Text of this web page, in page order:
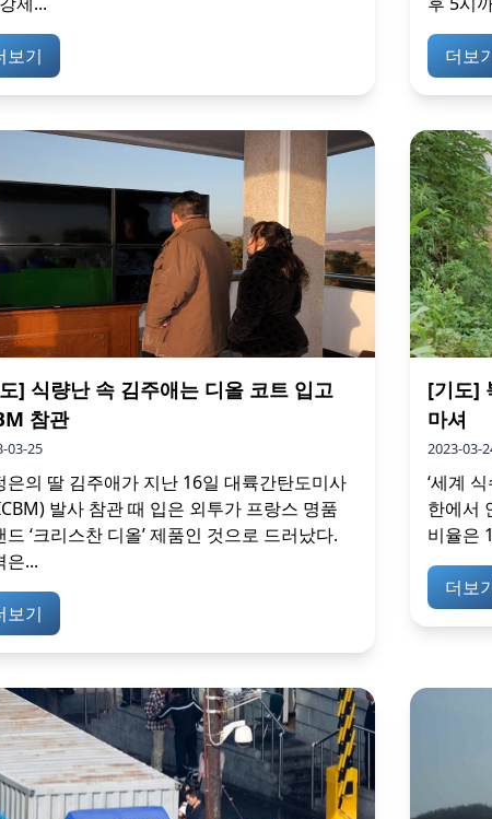
보기 더보
] 식량난 속 김주애는 디올 코트 입고
참관
03-25
은의 딸 김주애가 지난 16일 대륙간탄도미사
발사 참관 때 입은 외투가 프랑스 명품
드 ‘크리스찬 디올’ 제품인 것으로 드러났다.
은...
보기
[기도]
마셔
2023-03-
‘세계
한에서
비율은
더보